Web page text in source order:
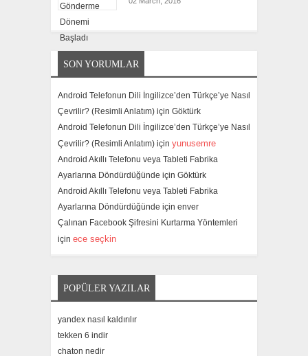
SON YORUMLAR
Android Telefonun Dili İngilizce’den Türkçe’ye Nasıl
Çevrilir? (Resimli Anlatım) için Göktürk
Android Telefonun Dili İngilizce’den Türkçe’ye Nasıl
Çevrilir? (Resimli Anlatım) için yunusemre
Android Akıllı Telefonu veya Tableti Fabrika
Ayarlarına Döndürdüğünde için Göktürk
Android Akıllı Telefonu veya Tableti Fabrika
Ayarlarına Döndürdüğünde için enver
Çalınan Facebook Şifresini Kurtarma Yöntemleri
için ece seçkin
POPÜLER YAZILAR
yandex nasıl kaldırılır
tekken 6 indir
chaton nedir